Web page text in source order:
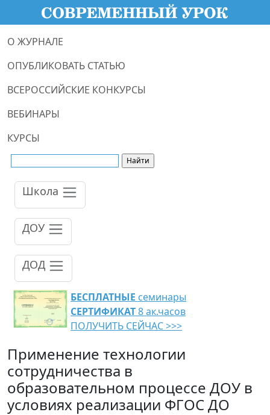
О ЖУРНАЛЕ
ОПУБЛИКОВАТЬ СТАТЬЮ
ВСЕРОССИЙСКИЕ КОНКУРСЫ
ВЕБИНАРЫ
КУРСЫ
Школа
ДОУ
ДОД
БЕСПЛАТНЫЕ семинары
СЕРТИФИКАТ8 ак.часов
ПОЛУЧИТЬ СЕЙЧАС >>>
Применение технологии
сотрудничества в
образовательном процессе ДОУ в
условиях реализации ФГОС ДО